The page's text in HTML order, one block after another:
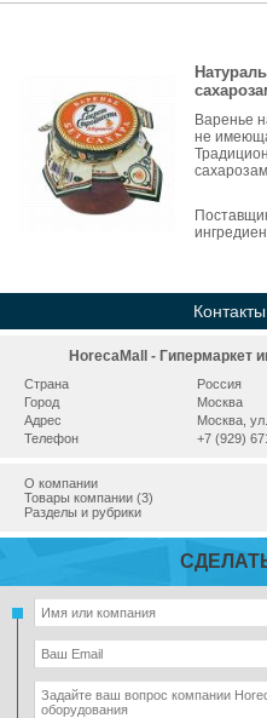
Варенье
не
HorecaMall - Гипермаркет
Страна
Россия
Город
Москва
Адрес
Москва,
Телефон
+7 (929)
О компании
Товары компании (3)
Разделы и рубрики